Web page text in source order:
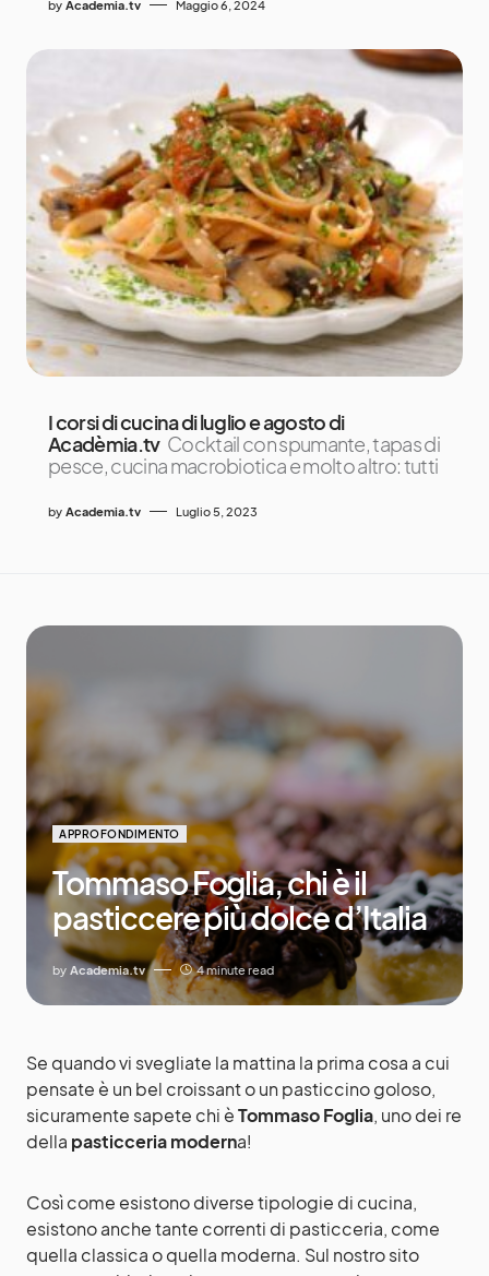
by Academia.tv Maggio 6, 2024
I corsi di cucina di luglio e agosto di
Acadèmia.tv Cocktail con spumante, tapas di
pesce, cucina macrobiotica e molto altro: tutti
by Academia.tv Luglio 5, 2023
APPROFONDIMENTO
Tommaso Foglia, chi è il
pasticcere più dolce d’Italia
by Academia.tv 4 minute read
Se quando vi svegliate la mattina la prima cosa a cui
pensate è un bel croissant o un pasticcino goloso,
sicuramente sapete chi èTommaso Foglia, uno dei re
della pasticceria moderna!
Così come esistono diverse tipologie di cucina,
esistono anche tante correnti di pasticceria, come
quella classica o quella moderna. Sul nostro sito